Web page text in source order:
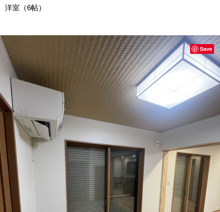
洋室（6帖）
Save